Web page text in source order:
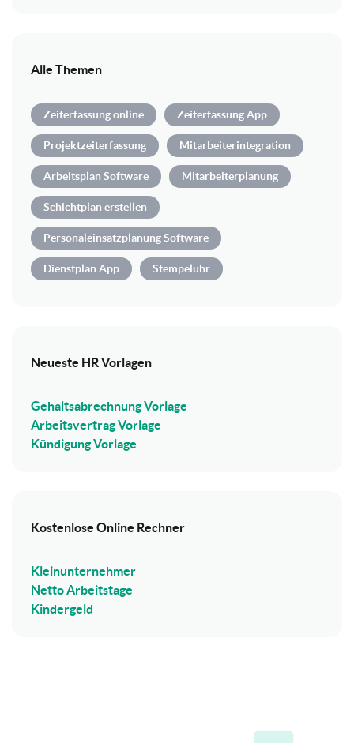
Alle Themen
Zeiterfassung online Zeiterfassung App
Projektzeiterfassung Mitarbeiterintegration
Arbeitsplan Software Mitarbeiterplanung
Schichtplan erstellen
Personaleinsatzplanung Software
Dienstplan App Stempeluhr
Neueste HR Vorlagen
Gehaltsabrechnung Vorlage
Arbeitsvertrag Vorlage
Kündigung Vorlage
Kostenlose Online Rechner
Kleinunternehmer
Netto Arbeitstage
Kindergeld